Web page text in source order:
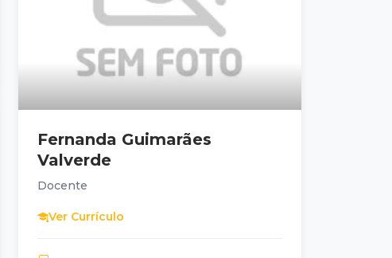
Fernanda Guimarães
Valverde
Docente
Ver Currículo